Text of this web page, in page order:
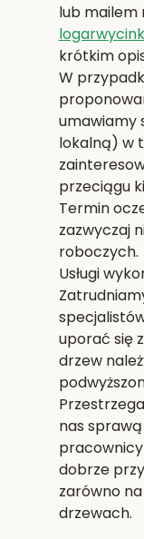
lub mailem
krótkim
W
umawiamy
lokalną) w
przeciągu
Termin
zazwyczaj
roboczych.
Usługi
uporać się
drzew
nas
dobrze
zarówno
drzewach.